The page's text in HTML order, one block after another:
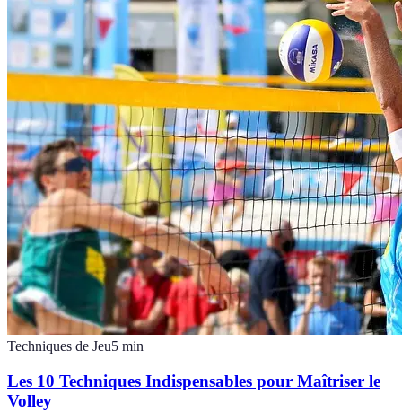
Techniques de Jeu5 min
Les 10 Techniques Indispensables pour Maîtriser le
Volley